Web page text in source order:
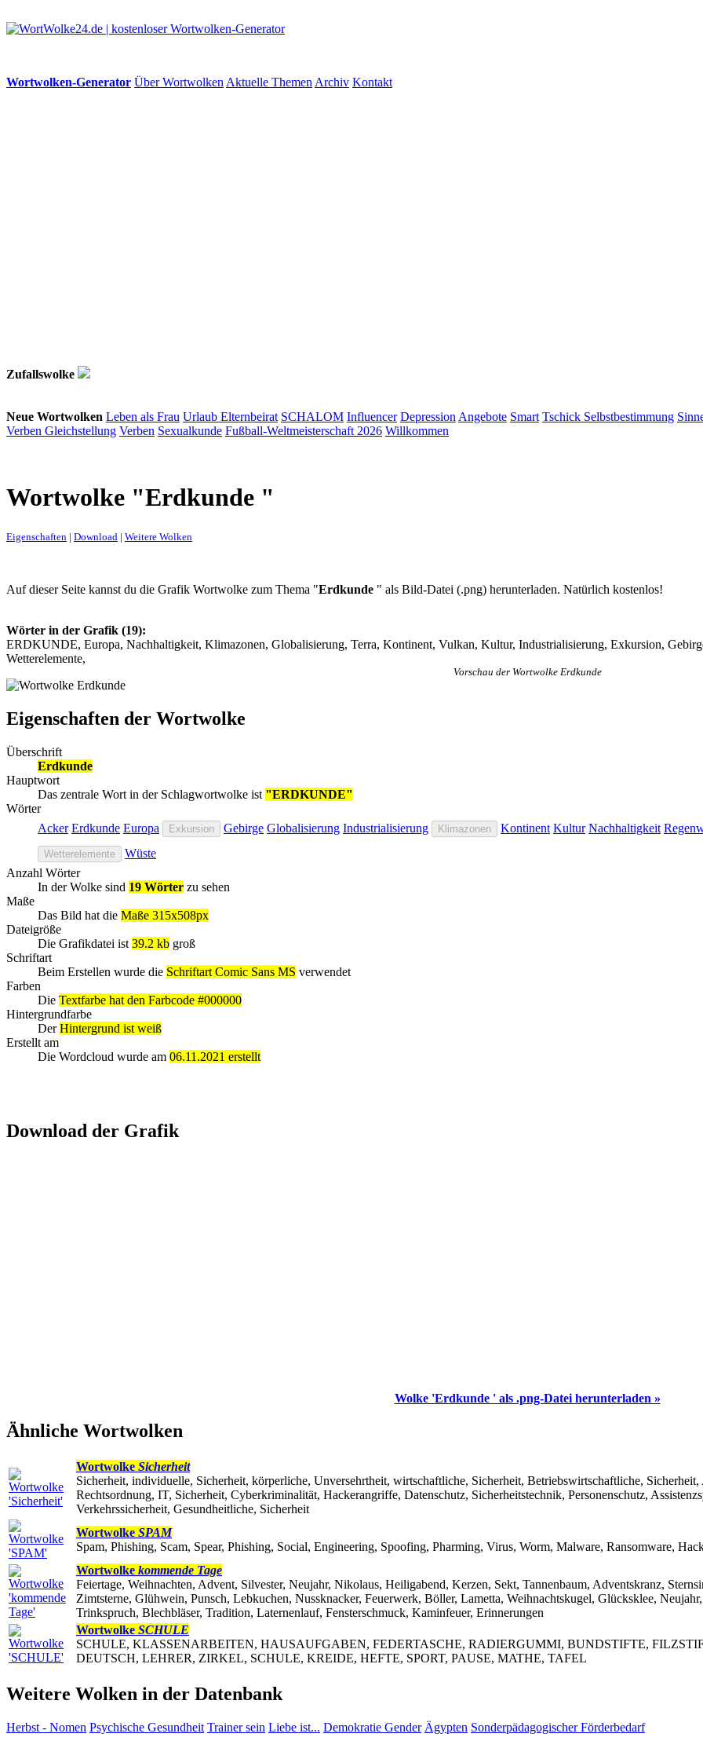
Wortwolken-Generator Über Wortwolken Aktuelle Themen Archiv Kontakt
Zufallswolke
Neue Wortwolken Leben als Frau Urlaub Elternbeirat SCHALOM Influencer Depression Angebote Smart Tschick Selbstbestimmung
Verben Gleichstellung Verben Sexualkunde Fußball-Weltmeisterschaft 2026 Willkommen
Wortwolke "Erdkunde "
Eigenschaften | Download | Weitere Wolken
Auf dieser Seite kannst du die Grafik Wortwolke zum Thema "Erdkunde " als Bild-Datei (.png) herunterladen. Natürlich kostenlos!
Wörter in der Grafik (19):
ERDKUNDE, Europa, Nachhaltigkeit, Klimazonen, Globalisierung, Terra, Kontinent, Vulkan, Kultur, Industrialisierung, Exkursion,
Wetterelemente,
Vorschau der Wortwolke Erdkunde
Eigenschaften der Wortwolke
Überschrift
Erdkunde
Hauptwort
Das zentrale Wort in der Schlagwortwolke ist "ERDKUNDE"
Wörter
Acker Erdkunde Europa Exkursion Gebirge Globalisierung Industrialisierung Klimazonen Kontinent Kultur Nachhaltigkeit
Wetterelemente
Wüste
Anzahl Wörter
In der Wolke sind 19 Wörter zu sehen
Maße
Das Bild hat die Maße 315x508px
Dateigröße
Die Grafikdatei ist 39.2 kb groß
Schriftart
Beim Erstellen wurde die Schriftart Comic Sans MS verwendet
Farben
Die Textfarbe hat den Farbcode #000000
Hintergrundfarbe
DerHintergrund ist weiß
Erstellt am
Die Wordcloud wurde am 06.11.2021 erstellt
Download der Grafik
Wolke 'Erdkunde ' als .png-Datei herunterladen »
Ähnliche Wortwolken
Wortwolke Sicherheit
Sicherheit, individuelle, Sicherheit, körperliche, Unversehrtheit, wirtschaftliche, Sicherheit, Betriebswirtschaftliche,
Rechtsordnung, IT, Sicherheit, Cyberkriminalität, Hackerangriffe, Datenschutz, Sicherheitstechnik, Personenschutz,
Verkehrssicherheit, Gesundheitliche, Sicherheit
Wortwolke SPAM
Spam, Phishing, Scam, Spear, Phishing, Social, Engineering, Spoofing, Pharming, Virus, Worm, Malware, Ransomware,
Wortwolke kommende Tage
Feiertage, Weihnachten, Advent, Silvester, Neujahr, Nikolaus, Heiligabend, Kerzen, Sekt, Tannenbaum, Adventskranz,
Zimtsterne, Glühwein, Punsch, Lebkuchen, Nussknacker, Feuerwerk, Böller, Lametta, Weihnachtskugel, Glücksklee,
Trinkspruch, Blechbläser, Tradition, Laternenlauf, Fensterschmuck, Kaminfeuer, Erinnerungen
Wortwolke SCHULE
SCHULE, KLASSENARBEITEN, HAUSAUFGABEN, FEDERTASCHE, RADIERGUMMI, BUNDSTIFTE,
DEUTSCH, LEHRER, ZIRKEL, SCHULE, KREIDE, HEFTE, SPORT, PAUSE, MATHE, TAFEL
Weitere Wolken in der Datenbank
Herbst - Nomen Psychische Gesundheit Trainer sein Liebe ist... Demokratie Gender Ägypten Sonderpädagogischer Förderbedarf